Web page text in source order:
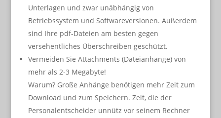
Unterlagen und zwar unäbhängig von
Betriebssystem und Softwareversionen. Außerdem
sind Ihre pdf-Dateien am besten gegen
versehentliches Überschreiben geschützt.
Vermeiden Sie Attachments (Dateianhänge) von
mehr als 2-3 Megabyte!
Warum? Große Anhänge benötigen mehr Zeit zum
Download und zum Speichern. Zeit, die der
Personalentscheider unnütz vor seinem Rechner